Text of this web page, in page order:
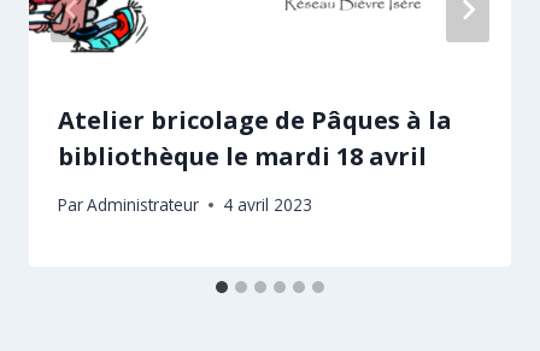
Atelier bricolage de Pâques à la
bibliothèque le mardi 18 avril
ParAdministrateur 4 avril 2023